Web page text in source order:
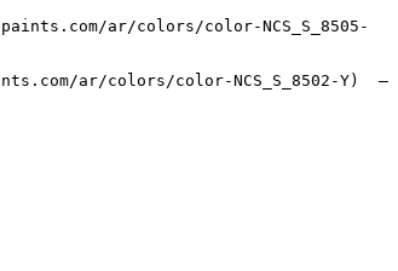
ar/colors/color-NCS_S_8505-
ar/colors/color-NCS_S_8502-Y)  —